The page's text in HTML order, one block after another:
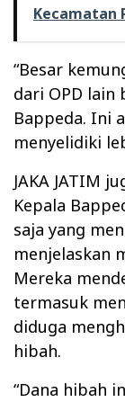
Kecamatan
“Besar
dari OPD lain
Bappeda. Ini
menyelidiki
JAKA JATIM
Kepala
saja yang
menjelaskan
Mereka
termasuk
diduga
hibah.
“Dana hibah